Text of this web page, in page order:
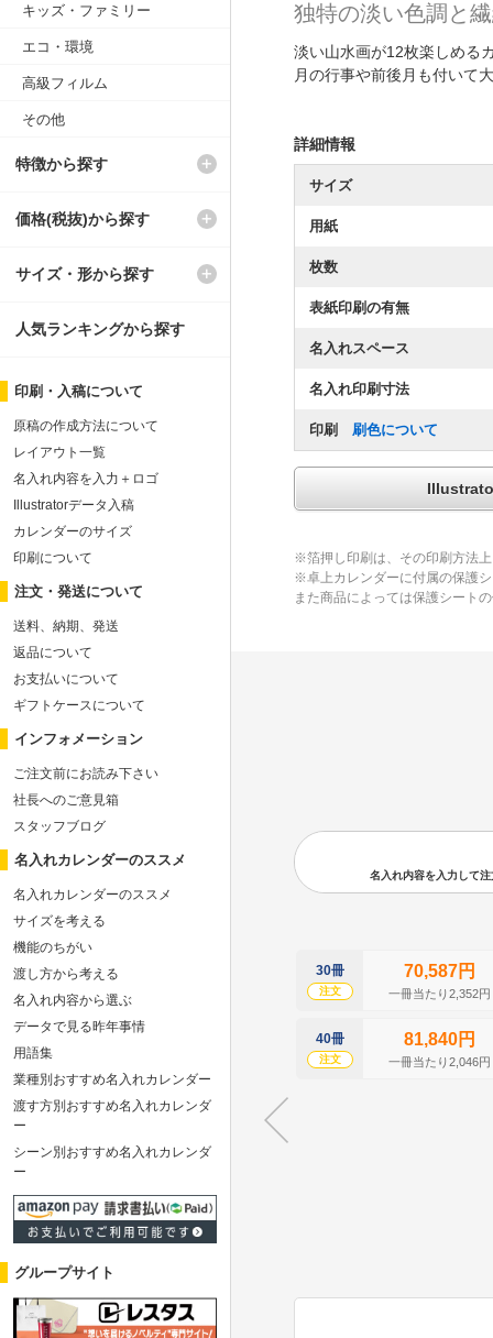
独特の淡い色調と
淡い山水画が12枚楽しめる
月の行事や前後月も付いて
詳細情報
サイズ
用紙
枚数
表紙印刷の有無
名入れスペース
名入れ印刷寸法
印刷 刷色について
※箔押し印刷は、その印刷方法
※卓上カレンダーに付属の保護
また商品によっては保護シート
名入れ内容を入力して
30冊
注文
70,587円
一冊当たり2,352円
40冊
注文
81,840円
一冊当たり2,046円
キッズ・ファミリー
エコ・環境
高級フィルム
その他
特徴から探す
価格(税抜)から探す
サイズ・形から探す
人気ランキングから探す
印刷・入稿について
原稿の作成方法について
レイアウト一覧
名入れ内容を入力＋ロゴ
Illustratorデータ入稿
カレンダーのサイズ
印刷について
注文・発送について
送料、納期、発送
返品について
お支払いについて
ギフトケースについて
インフォメーション
ご注文前にお読み下さい
社長へのご意見箱
スタッフブログ
名入れカレンダーのススメ
名入れカレンダーのススメ
サイズを考える
機能のちがい
渡し方から考える
名入れ内容から選ぶ
データで見る昨年事情
用語集
業種別おすすめ名入れカレンダー
渡す方別おすすめ名入れカレンダ
ー
シーン別おすすめ名入れカレンダ
ー
グループサイト